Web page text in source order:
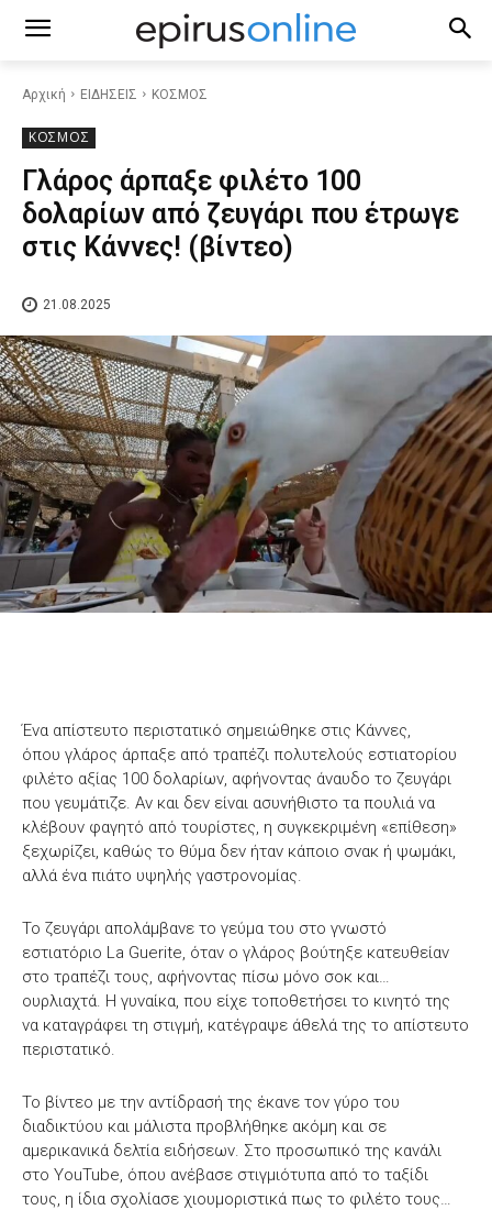
Αρχική ΕΙΔΗΣΕΙΣ ΚΟΣΜΟΣ
ΚΟΣΜΟΣ
Γλάρος άρπαξε φιλέτο 100
δολαρίων από ζευγάρι που έτρωγε
στις Κάννες! (βίντεο)
21.08.2025
Ένα απίστευτο περιστατικό σημειώθηκε στις Κάννες,
όπου γλάρος άρπαξε από τραπέζι πολυτελούς εστιατορίου
φιλέτο αξίας 100 δολαρίων, αφήνοντας άναυδο το ζευγάρι
που γευμάτιζε. Αν και δεν είναι ασυνήθιστο τα πουλιά να
κλέβουν φαγητό από τουρίστες, η συγκεκριμένη «επίθεση»
ξεχωρίζει, καθώς το θύμα δεν ήταν κάποιο σνακ ή ψωμάκι,
αλλά ένα πιάτο υψηλής γαστρονομίας.
Το ζευγάρι απολάμβανε το γεύμα του στο γνωστό
εστιατόριο La Guerite, όταν ο γλάρος βούτηξε κατευθείαν
στο τραπέζι τους, αφήνοντας πίσω μόνο σοκ και…
ουρλιαχτά. Η γυναίκα, που είχε τοποθετήσει το κινητό της
να καταγράφει τη στιγμή, κατέγραψε άθελά της το απίστευτο
περιστατικό.
Το βίντεο με την αντίδρασή της έκανε τον γύρο του
διαδικτύου και μάλιστα προβλήθηκε ακόμη και σε
αμερικανικά δελτία ειδήσεων. Στο προσωπικό της κανάλι
στο YouTube, όπου ανέβασε στιγμιότυπα από το ταξίδι
τους, η ίδια σχολίασε χιουμοριστικά πως το φιλέτο τους…